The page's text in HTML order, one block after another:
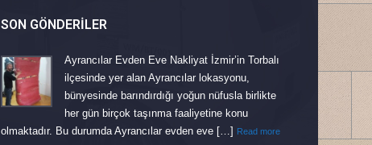
SON GÖNDERILER
Ayrancılar Evden Eve Nakliyat İzmir’in Torbalı
ilçesinde yer alan Ayrancılar lokasyonu,
bünyesinde barındırdığı yoğun nüfusla birlikte
her gün birçok taşınma faaliyetine konu
olmaktadır. Bu durumda Ayrancılar evden eve […] Read more